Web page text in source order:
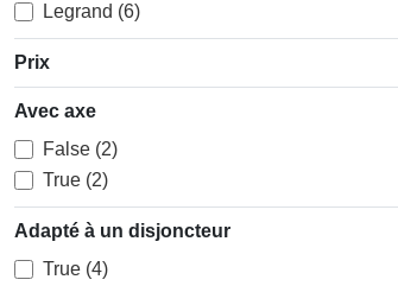
Legrand (6)
Prix
Avec axe
False (2)
True (2)
Adapté à un disjoncteur
True (4)